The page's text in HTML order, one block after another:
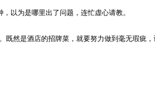
以为是哪里出了问题，连忙虚心请教。
然是酒店的招牌菜，就要努力做到毫无瑕疵